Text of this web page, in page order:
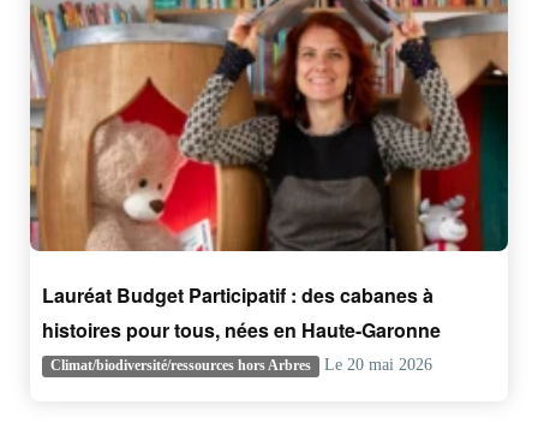
Lauréat Budget Participatif : des cabanes à
histoires pour tous, nées en Haute-Garonne
Climat/biodiversité/ressources hors Arbres Le 20 mai 2026